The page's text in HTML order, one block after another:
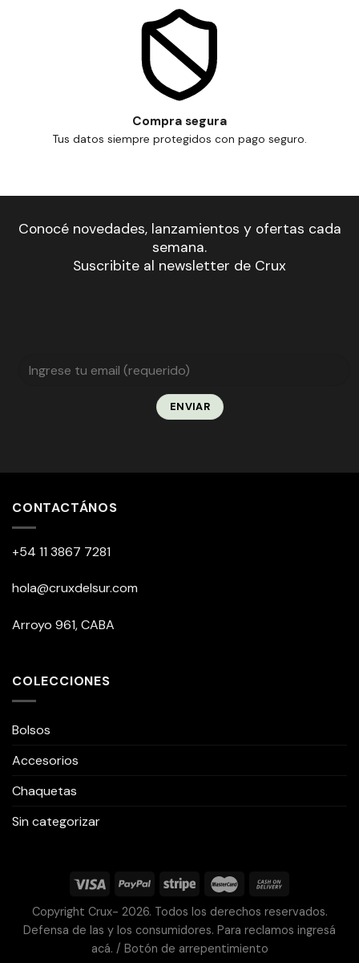
Compra segura
Tus datos siempre protegidos con pago seguro.
Conocé novedades, lanzamientos y ofertas cada
semana.
Suscribite al newsletter de Crux
CONTACTÁNOS
+54 11 3867 7281
hola@cruxdelsur.com
Arroyo 961, CABA
COLECCIONES
Bolsos
Accesorios
Chaquetas
Sin categorizar
Copyright Crux- 2026. Todos los derechos reservados.
Defensa de las y los consumidores. Para reclamos ingresá
acá. / Botón de arrepentimiento